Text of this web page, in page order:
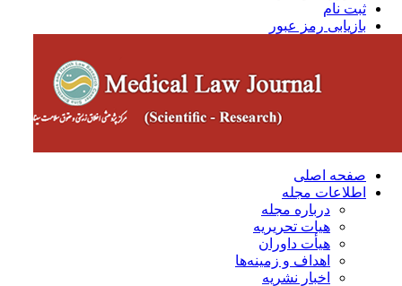
ثبت نام
بازیابی رمز عبور
صفحه اصلی
اطلاعات مجله
درباره مجله
هیات تحریریه
هیأت داوران
اهداف و زمینه‌ها
اخبار نشریه